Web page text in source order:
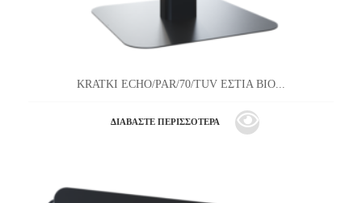
KRATKI ECHO/PAR/70/TUV ΕΣΤΙΑ ΒΙΟ...
ΔΙΑΒΆΣΤΕ ΠΕΡΙΣΣΌΤΕΡΑ